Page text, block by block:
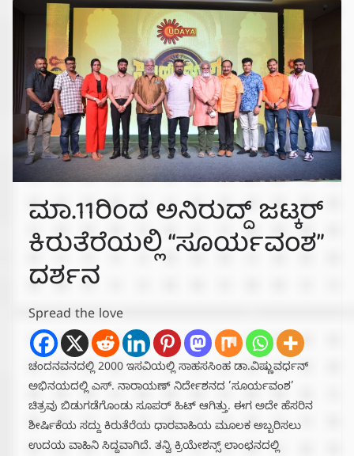
ಮಾ.11ರಿಂದ ಅನಿರುದ್ದ್‌ ಜಟ್ಕರ್
ಕಿರುತೆರೆಯಲ್ಲಿ “ಸೂರ್ಯವಂಶ”
ದರ್ಶನ
Spread the love
ಚಂದನವನದಲ್ಲಿ 2000 ಇಸವಿಯಲ್ಲಿ ಸಾಹಸಸಿಂಹ ಡಾ.ವಿಷ್ಣುವರ್ಧನ್
ಅಭಿನಯದಲ್ಲಿ ಎಸ್. ನಾರಾಯಣ್ ನಿರ್ದೇಶನದ ’ಸೂರ್ಯವಂಶ’
ಚಿತ್ರವು ಬಿಡುಗಡೆಗೊಂಡು ಸೂಪರ್ ಹಿಟ್ ಆಗಿತ್ತು. ಈಗ ಅದೇ ಹೆಸರಿನ
ಶೀರ್ಷಿಕೆಯ ಸದ್ದು ಕಿರುತೆರೆಯ ಧಾರವಾಹಿಯ ಮೂಲಕ ಅಬ್ಬರಿಸಲು
ಉದಯ ವಾಹಿನಿ ಸಿದ್ದವಾಗಿದೆ. ತನ್ವಿ ಕ್ರಿಯೇಶನ್ಸ್ ಲಾಂಛನದಲ್ಲಿ